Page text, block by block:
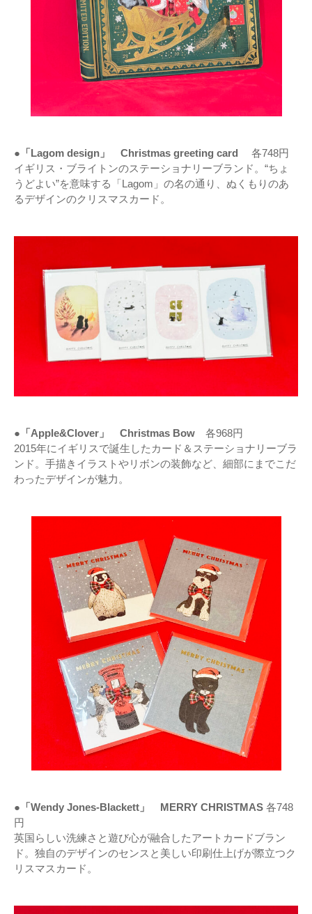
●「Lagom design」 Christmas greeting card
各748円
イギリス・ブライトンのステーショナリーブランド。“ちょ
うどよい”を意味する「Lagom」の名の通り、ぬくもりのあ
るデザインのクリスマスカード。
●「Apple&Clover」 Christmas Bow 各968円
2015年にイギリスで誕生したカード＆ステーショナリーブラ
ンド。手描きイラストやリボンの装飾など、細部にまでこだ
わったデザインが魅力。
●「Wendy Jones-Blackett」 MERRY CHRISTMAS 各748
円
英国らしい洗練さと遊び心が融合したアートカードブラン
ド。独自のデザインのセンスと美しい印刷仕上げが際立つク
リスマスカード。